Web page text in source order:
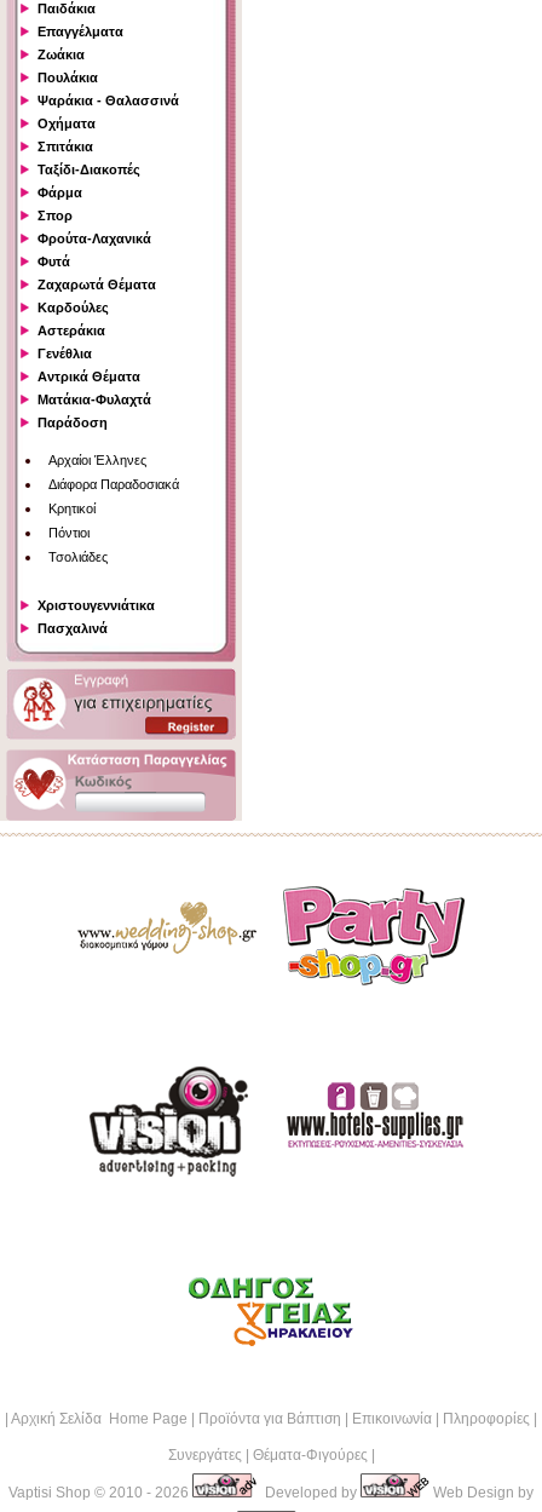
Παιδάκια
Επαγγέλματα
Ζωάκια
Πουλάκια
Ψαράκια - Θαλασσινά
Οχήματα
Σπιτάκια
Ταξίδι-Διακοπές
Φάρμα
Σπορ
Φρούτα-Λαχανικά
Φυτά
Ζαχαρωτά Θέματα
Καρδούλες
Αστεράκια
Γενέθλια
Αντρικά Θέματα
Ματάκια-Φυλαχτά
Παράδοση
Αρχαίοι Έλληνες
Διάφορα Παραδοσιακά
Κρητικοί
Πόντιοι
Τσολιάδες
Χριστουγεννιάτικα
Πασχαλινά
Αρχική Σελίδα Home Page Προϊόντα για Βάπτιση Επικοινωνία Πληροφορίες
Συνεργάτες Θέματα-Φιγούρες
Vaptisi Shop © 2010 - 2026 Developed by Web Design by